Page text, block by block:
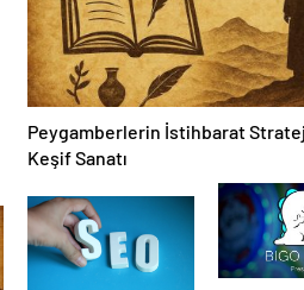
Peygamberlerin İstihbarat
Keşif Sanatı